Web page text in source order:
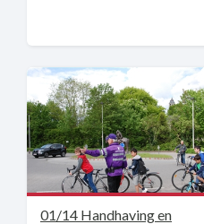
01/14 Handhaving en